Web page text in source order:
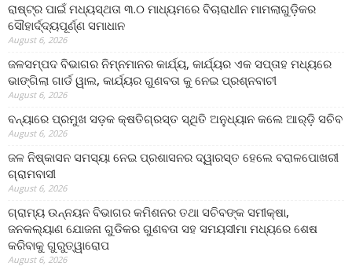
ରାଷ୍ଟ୍ର ପାଇଁ ମଧ୍ୟସ୍ଥତା ୩.୦ ମାଧ୍ୟମରେ ବିଚାରାଧୀନ ମାମଲାଗୁଡ଼ିକର
ସୌହାର୍ଦ୍ଦ୍ୟପୂର୍ଣ୍ଣ ସମାଧାନ
August 6, 2026
ଜଳସମ୍ପଦ ବିଭାଗର ନିମ୍ନମାନର କାର୍ଯ୍ୟ, କାର୍ଯ୍ୟର ଏକ ସପ୍ତାହ ମଧ୍ୟରେ
ଭାଙ୍ଗିଲା ଗାର୍ଡ ୱାଲ, କାର୍ଯ୍ୟର ଗୁଣବତା କୁ ନେଇ ପ୍ରଶ୍ନବାଚୀ
August 6, 2026
ବନ୍ୟାରେ ପ୍ରମୁଖ ସଡ଼କ କ୍ଷତିଗ୍ରସ୍ତ ସ୍ଥିତି ଅନୁଧ୍ୟାନ କଲେ ଆର୍‌ଡ଼ି ସଚିବ
August 6, 2026
ଜଳ ନିଷ୍କାସନ ସମସ୍ୟା ନେଇ ପ୍ରଶାସନର ଦ୍ୱାରସ୍ତ ହେଲେ ବରାଳପୋଖରୀ
ଗ୍ରାମବାସୀ
August 6, 2026
ଗ୍ରାମ୍ୟ ଉନ୍ନୟନ ବିଭାଗର କମିଶନର ତଥା ସଚିବଙ୍କ ସମୀକ୍ଷା,
ଜନକଲ୍ୟାଣ ଯୋଜନା ଗୁଡିକର ଗୁଣବତା ସହ ସମୟସୀମା ମଧ୍ୟରେ ଶେଷ
କରିବାକୁ ଗୁରୁତ୍ୱାରୋପ
August 6, 2026